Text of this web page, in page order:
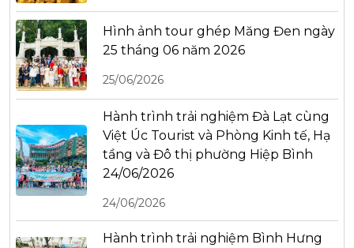
Hình ảnh tour ghép Măng Đen ngày
25 tháng 06 năm 2026
25/06/2026
Hành trình trải nghiệm Đà Lạt cùng
Việt Úc Tourist và Phòng Kinh tế, Hạ
tầng và Đô thị phường Hiệp Bình
24/06/2026
24/06/2026
Hành trình trải nghiệm Bình Hưng